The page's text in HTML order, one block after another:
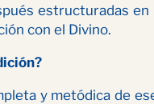
estructuradas
con el Divino.
y metódica de